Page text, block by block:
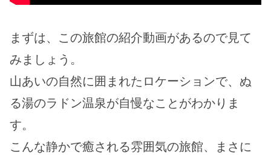
まずは、この旅館の紹介動画があるので見て
みましょう。
山あいの自然に囲まれたロケーションで、ぬ
る湯のラドン温泉が自慢なことがわかりま
す。
こんな静かで癒される雰囲気の旅館、まさに